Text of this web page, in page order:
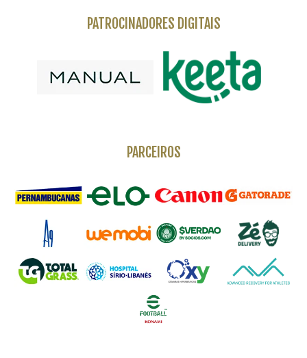
PATROCINADORES DIGITAIS
PARCEIROS